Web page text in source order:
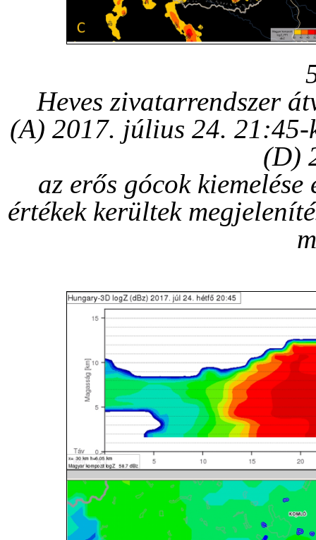
Heves zivatarrendszer
(A) 2017. július 24.
(D)
az erős gócok
értékek kerültek